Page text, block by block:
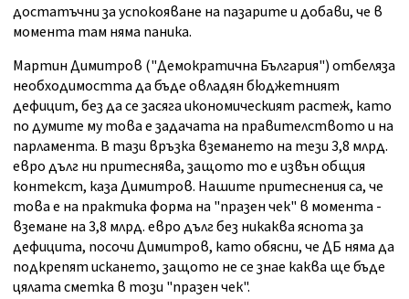
достатъчни за успокояване на пазарите и добави, че в
момента там няма паника.
Мартин Димитров ("Демократична България") отбеляза
необходимостта да бъде овладян бюджетният
дефицит, без да се засяга икономическият растеж, като
по думите му това е задачата на правителството и на
парламента. В тази връзка вземането на тези 3,8 млрд.
евро дълг ни притеснява, защото то е извън общия
контекст, каза Димитров. Нашите притеснения са, че
това е на практика форма на "празен чек" в момента -
вземане на 3,8 млрд. евро дълг без никаква яснота за
дефицита, посочи Димитров, като обясни, че ДБ няма да
подкрепят искането, защото не се знае каква ще бъде
цялата сметка в този "празен чек".